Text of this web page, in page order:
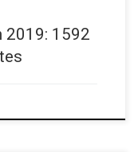
2019: 1592